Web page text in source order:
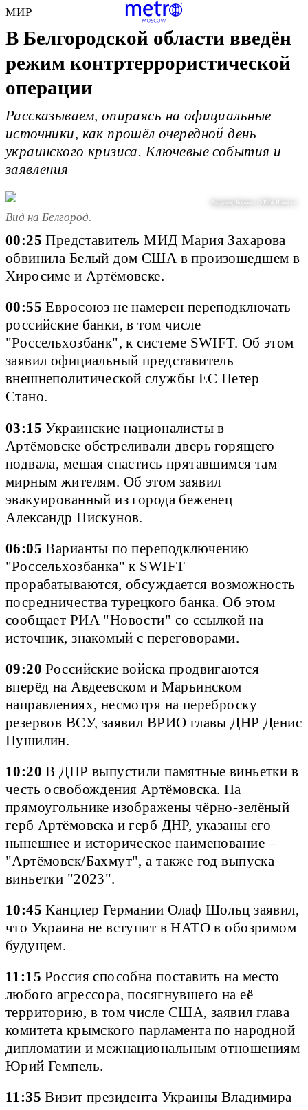
МИР
В Белгородской области введён
режим контртеррористической
операции
Рассказываем, опираясь на официальные
источники, как прошёл очередной день
украинского кризиса. Ключевые события и
заявления
Владимир Корнев / @ РИА Новости
Вид на Белгород.
00:25 Представитель МИД Мария Захарова
обвинила Белый дом США в произошедшем в
Хиросиме и Артёмовске.
00:55 Евросоюз не намерен переподключать
российские банки, в том числе
"Россельхозбанк", к системе SWIFT. Об этом
заявил официальный представитель
внешнеполитической службы ЕС Петер
Стано.
03:15 Украинские националисты в
Артёмовске обстреливали дверь горящего
подвала, мешая спастись прятавшимся там
мирным жителям. Об этом заявил
эвакуированный из города беженец
Александр Пискунов.
06:05 Варианты по переподключению
"Россельхозбанка" к SWIFT
прорабатываются, обсуждается возможность
посредничества турецкого банка. Об этом
сообщает РИА "Новости" со ссылкой на
источник, знакомый с переговорами.
09:20 Российские войска продвигаются
вперёд на Авдеевском и Марьинском
направлениях, несмотря на переброску
резервов ВСУ, заявил ВРИО главы ДНР Денис
Пушилин.
10:20 В ДНР выпустили памятные виньетки в
честь освобождения Артёмовска. На
прямоугольнике изображены чёрно-зелёный
герб Артёмовска и герб ДНР, указаны его
нынешнее и историческое наименование –
"Артёмовск/Бахмут", а также год выпуска
виньетки "2023".
10:45 Канцлер Германии Олаф Шольц заявил,
что Украина не вступит в НАТО в обозримом
будущем.
11:15 Россия способна поставить на место
любого агрессора, посягнувшего на её
территорию, в том числе США, заявил глава
комитета крымского парламента по народной
дипломатии и межнациональным отношениям
Юрий Гемпель.
11:35 Визит президента Украины Владимира